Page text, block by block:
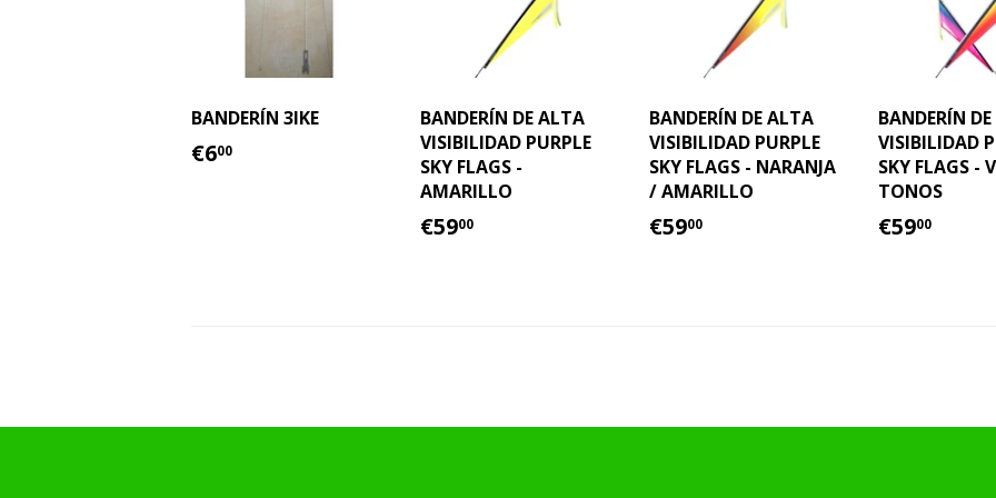
BANDERÍN 3IKE
PRECIO
€600
BANDERÍN DE ALTA
VISIBILIDAD PURPLE
SKY FLAGS -
AMARILLO
PRECIO
€5900
BANDERÍN DE ALTA
VISIBILIDAD PURPLE
SKY FLAGS - NARANJA
/ AMARILLO
PRECIO
€5900
BANDERÍN
VISIBILIDAD
SKY FLAGS -
TONOS
PRECIO
€5900